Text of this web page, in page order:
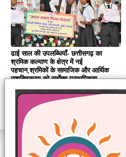
ढाई साल की उपलब्धियाँ- छत्तीसगढ़ का
श्रमिक कल्याण के क्षेत्र में नई
पहचान,श्रमिकों के सामाजिक और आर्थिक
सशक्तिकरण को सर्वाेच्च प्राथमिकता
August 07, 2026